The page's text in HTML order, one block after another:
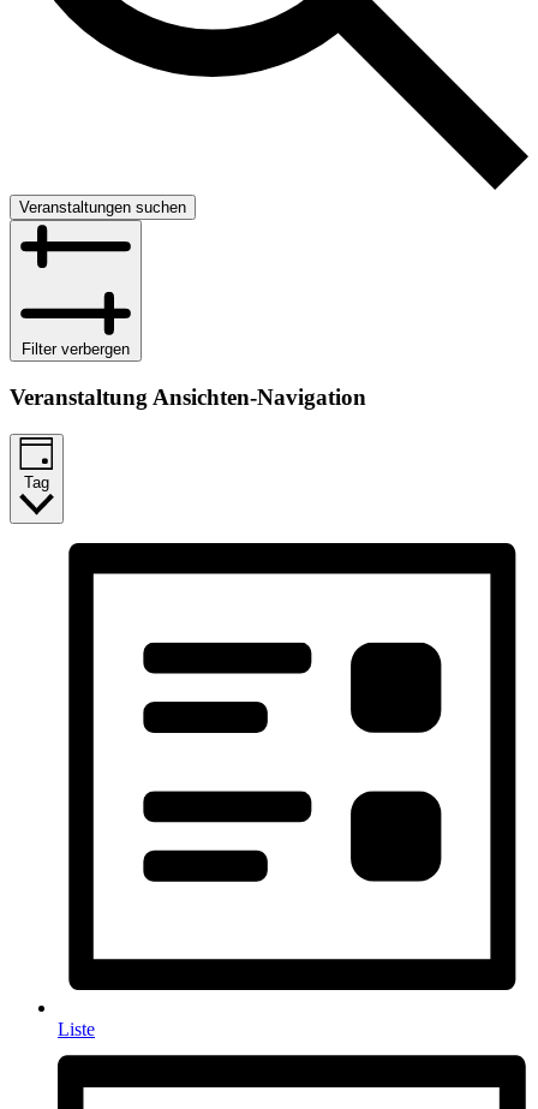
Veranstaltungen suchen
Filter verbergen
Veranstaltung Ansichten-Navigation
Tag
Liste